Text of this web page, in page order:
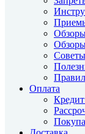
Оплата